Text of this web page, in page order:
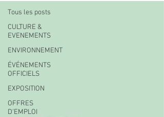
Tous les posts
CULTURE &
EVENEMENTS
ENVIRONNEMENT
ÉVÉNEMENTS
OFFICIELS
EXPOSITION
OFFRES
D'EMPLOI